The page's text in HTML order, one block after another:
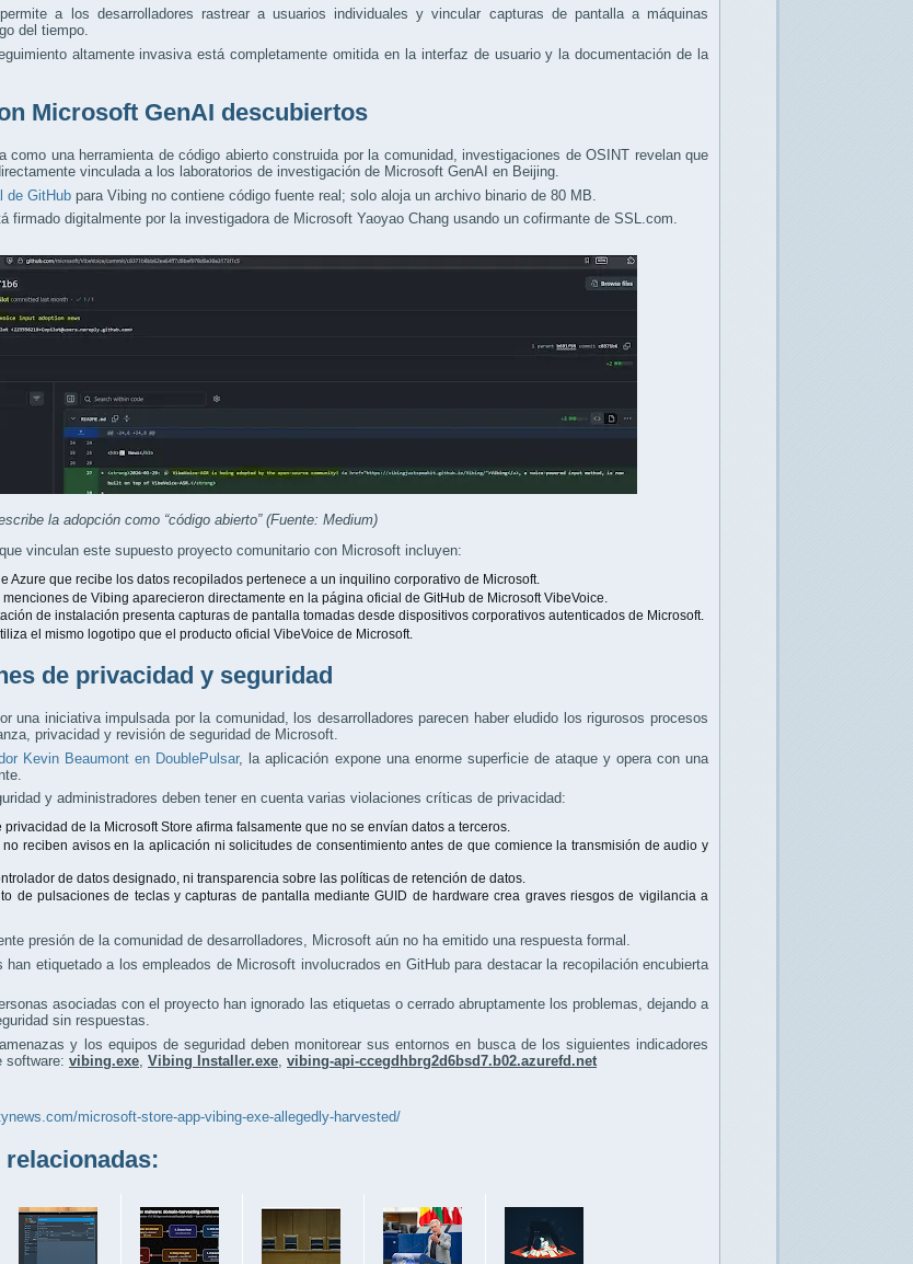
a los desarrolladores rastrear a usuarios individuales y vincular capturas de pantalla a máquinas
del tiempo.
altamente invasiva está completamente omitida en la interfaz de usuario y la documentación de la
Microsoft GenAI descubiertos
como una herramienta de código abierto construida por la comunidad, investigaciones de OSINT revelan que
vinculada a los laboratorios de investigación de Microsoft GenAI en Beijing.
de GitHub para Vibing no contiene código fuente real; solo aloja un archivo binario de 80 MB.
firmado digitalmente por la investigadora de Microsoft Yaoyao Chang usando un cofirmante de SSL.com.
la adopción como “código abierto” (Fuente: Medium)
vinculan este supuesto proyecto comunitario con Microsoft incluyen:
Azure que recibe los datos recopilados pertenece a un inquilino corporativo de Microsoft.
menciones de Vibing aparecieron directamente en la página oficial de GitHub de Microsoft VibeVoice.
de instalación presenta capturas de pantalla tomadas desde dispositivos corporativos autenticados de Microsoft.
el mismo logotipo que el producto oficial VibeVoice de Microsoft.
de privacidad y seguridad
una iniciativa impulsada por la comunidad, los desarrolladores parecen haber eludido los rigurosos procesos
privacidad y revisión de seguridad de Microsoft.
Kevin Beaumont en DoublePulsar, la aplicación expone una enorme superficie de ataque y opera con una
y administradores deben tener en cuenta varias violaciones críticas de privacidad:
privacidad de la Microsoft Store afirma falsamente que no se envían datos a terceros.
no reciben avisos en la aplicación ni solicitudes de consentimiento antes de que comience la transmisión de audio y
de datos designado, ni transparencia sobre las políticas de retención de datos.
de pulsaciones de teclas y capturas de pantalla mediante GUID de hardware crea graves riesgos de vigilancia a
presión de la comunidad de desarrolladores, Microsoft aún no ha emitido una respuesta formal.
han etiquetado a los empleados de Microsoft involucrados en GitHub para destacar la recopilación encubierta
asociadas con el proyecto han ignorado las etiquetas o cerrado abruptamente los problemas, dejando a
sin respuestas.
y los equipos de seguridad deben monitorear sus entornos en busca de los siguientes indicadores
software: vibing.exe Vibing Installer.exe vibing-api-ccegdhbrg2d6bsd7.b02.azurefd.net
microsoft-store-app-vibing-exe-allegedly-harvested/